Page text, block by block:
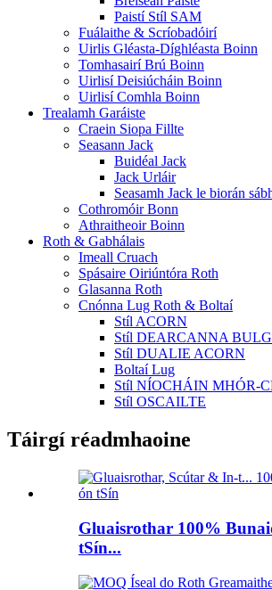
Paistí Stíl SAM
Fuálaithe & Scríobadóirí
Uirlis Gléasta-Díghléasta Boinn
Tomhasairí Brú Boinn
Uirlisí Deisiúcháin Boinn
Uirlisí Comhla Boinn
Trealamh Garáiste
Craein Siopa Fillte
Seasann Jack
Buidéal Jack
Jack Urláir
Seasamh Jack le biorán
Cothromóir Bonn
Athraitheoir Boinn
Roth & Gabhálais
Imeall Cruach
Spásaire Oiriúntóra Roth
Glasanna Roth
Cnónna Lug Roth & Boltaí
Stíl ACORN
Stíl DEARCANNA
Stíl DUALIE ACORN
Boltaí Lug
Stíl NÍOCHÁIN MHÓR-
Stíl OSCAILTE
Táirgí réadmhaoine
Gluaisrothar 100%
tSín...